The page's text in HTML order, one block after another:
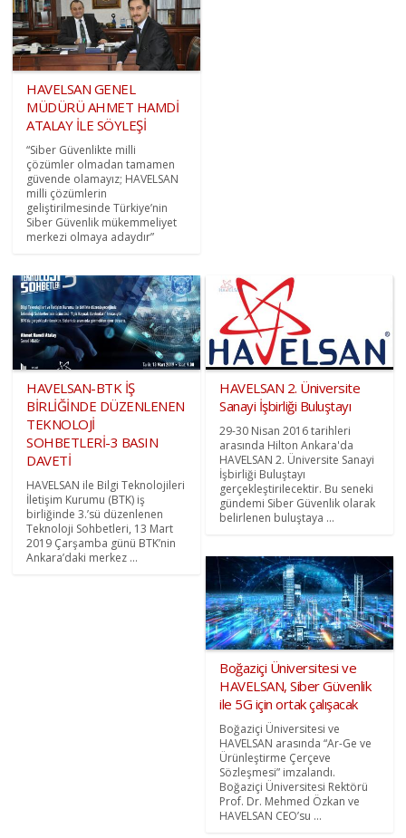
HAVELSAN GENEL
MÜDÜRÜ AHMET HAMDİ
ATALAY İLE SÖYLEŞİ
“Siber Güvenlikte milli
çözümler olmadan tamamen
güvende olamayız; HAVELSAN
milli çözümlerin
geliştirilmesinde Türkiye’nin
Siber Güvenlik mükemmeliyet
merkezi olmaya adaydır”
HAVELSAN-BTK İŞ
BİRLİĞİNDE DÜZENLENEN
TEKNOLOJİ
SOHBETLERİ-3 BASIN
DAVETİ
HAVELSAN ile Bilgi Teknolojileri
İletişim Kurumu (BTK) iş
birliğinde 3.’sü düzenlenen
Teknoloji Sohbetleri, 13 Mart
2019 Çarşamba günü BTK’nin
Ankara’daki merkez ...
HAVELSAN 2. Üniversite
Sanayi İşbirliği Buluştayı
29-30 Nisan 2016 tarihleri
arasında Hilton Ankara'da
HAVELSAN 2. Üniversite Sanayi
İşbirliği Buluştayı
gerçekleştirilecektir. Bu seneki
gündemi Siber Güvenlik olarak
belirlenen buluştaya ...
Boğaziçi Üniversitesi ve
HAVELSAN, Siber Güvenlik
ile 5G için ortak çalışacak
Boğaziçi Üniversitesi ve
HAVELSAN arasında “Ar-Ge ve
Ürünleştirme Çerçeve
Sözleşmesi” imzalandı.
Boğaziçi Üniversitesi Rektörü
Prof. Dr. Mehmed Özkan ve
HAVELSAN CEO’su ...